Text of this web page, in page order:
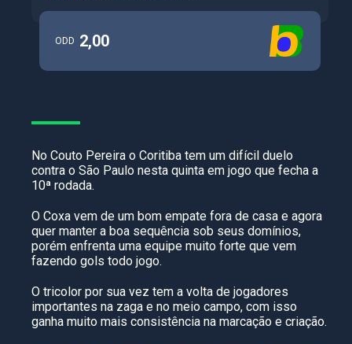
ODD 2,00
No Couto Pereira o Coritiba tem um difícil duelo
contra o São Paulo nesta quinta em jogo que fecha a
10ª rodada.
O Coxa vem de um bom empate fora de casa e agora
quer manter a boa sequência sob seus domínios,
porém enfrenta uma equipe muito forte que vem
fazendo gols todo jogo.
O tricolor por sua vez tem a volta de jogadores
importantes na zaga e no meio campo, com isso
ganha muito mais consistência na marcação e criação.